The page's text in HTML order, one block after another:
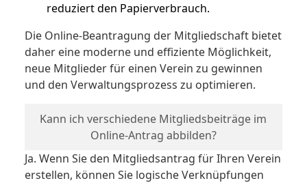
reduziert den Papierverbrauch.
Die Online-Beantragung der Mitgliedschaft bietet
daher eine moderne und effiziente Möglichkeit,
neue Mitglieder für einen Verein zu gewinnen
und den Verwaltungsprozess zu optimieren.
Kann ich verschiedene Mitgliedsbeiträge im
Online-Antrag abbilden?
Ja. Wenn Sie den Mitgliedsantrag für Ihren Verein
erstellen, können Sie logische Verknüpfungen